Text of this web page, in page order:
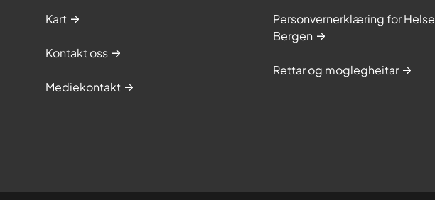
Kart
Kontakt oss
Mediekontakt
Personvernerklæring for Helse
Bergen
Rettar og moglegheitar